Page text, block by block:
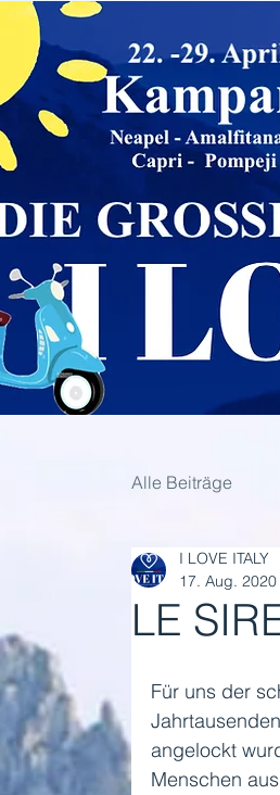
Alle Beiträge
LE
I LOVE ITALY
17. Aug. 2020
Für uns der
angelockt
Menschen